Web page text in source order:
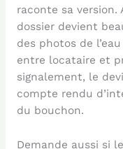
raconte sa version.
dossier devient
des photos de
entre locataire et
signalement, le
compte rendu
du bouchon.
Demande aussi si